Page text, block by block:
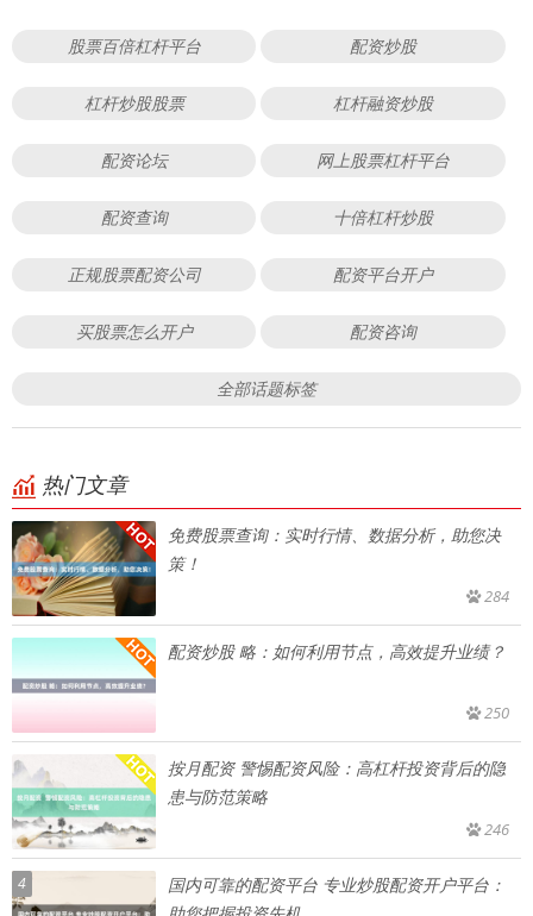
股票百倍杠杆平台 配资炒股
杠杆炒股股票 杠杆融资炒股
配资论坛 网上股票杠杆平台
配资查询 十倍杠杆炒股
正规股票配资公司 配资平台开户
买股票怎么开户 配资咨询
全部话题标签
热门文章
免费股票查询：实时行情、数据分析，助您决
策！
284
配资炒股 略：如何利用节点，高效提升业绩？
250
按月配资 警惕配资风险：高杠杆投资背后的隐
患与防范策略
246
4
国内可靠的配资平台 专业炒股配资开户平台：